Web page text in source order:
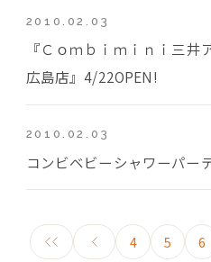
2010.02.03
『Ｃｏｍｂｉｍｉｎｉ三
広島店』4/22OPEN!
2010.02.03
コンビベビーシャワーパー
4 5 6